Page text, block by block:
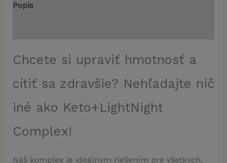
Popis
Chcete si upraviť hmotnosť a
cítiť sa zdravšie? Nehľadajte nič
iné ako Keto+LightNight
Complex!
Náš komplex je ideálnym riešením pre všetkých,